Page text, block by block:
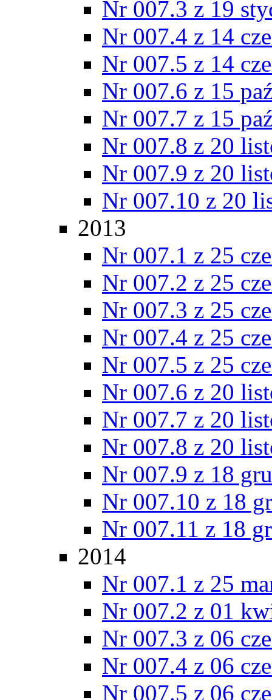
Nr 007.3 z 19
Nr 007.4 z 14
Nr 007.5 z 14
Nr 007.6 z 15
Nr 007.7 z 15
Nr 007.8 z 20
Nr 007.9 z 20
Nr 007.10 z 20
2013
Nr 007.1 z 25
Nr 007.2 z 25
Nr 007.3 z 25
Nr 007.4 z 25
Nr 007.5 z 25
Nr 007.6 z 20
Nr 007.7 z 20
Nr 007.8 z 20
Nr 007.9 z 18
Nr 007.10 z 18
Nr 007.11 z 18
2014
Nr 007.1 z 25
Nr 007.2 z 01
Nr 007.3 z 06
Nr 007.4 z 06
Nr 007.5 z 06